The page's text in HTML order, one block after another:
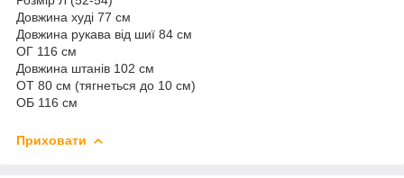
Довжина худі 77 см
Довжина рукава від шиї 84 см
ОГ 116 см
Довжина штанів 102 см
ОТ 80 см (тягнеться до 10 см)
ОБ 116 см
Приховати